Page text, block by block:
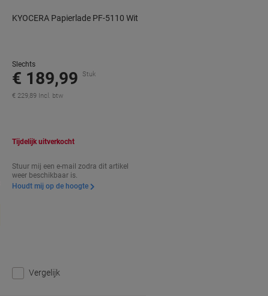
KYOCERA Papierlade PF-5110 Wit
Slechts
€ 189,99 Stuk
€ 229,89 Incl. btw
Tijdelijk uitverkocht
Stuur mij een e-mail zodra dit artikel
weer beschikbaar is.
Houdt mij op de hoogte
Vergelijk